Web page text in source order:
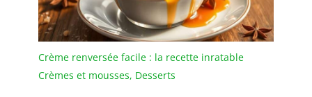
Crème renversée facile : la recette inratable
Crèmes et mousses, Desserts